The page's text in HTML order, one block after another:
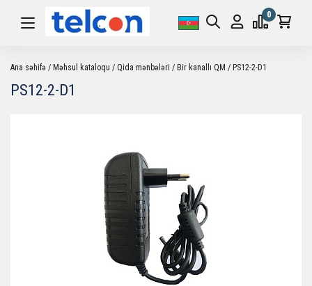
0
Ana səhifə Məhsul kataloqu Qida mənbələri Bir kanallı QM PS12-2-D1
PS12-2-D1